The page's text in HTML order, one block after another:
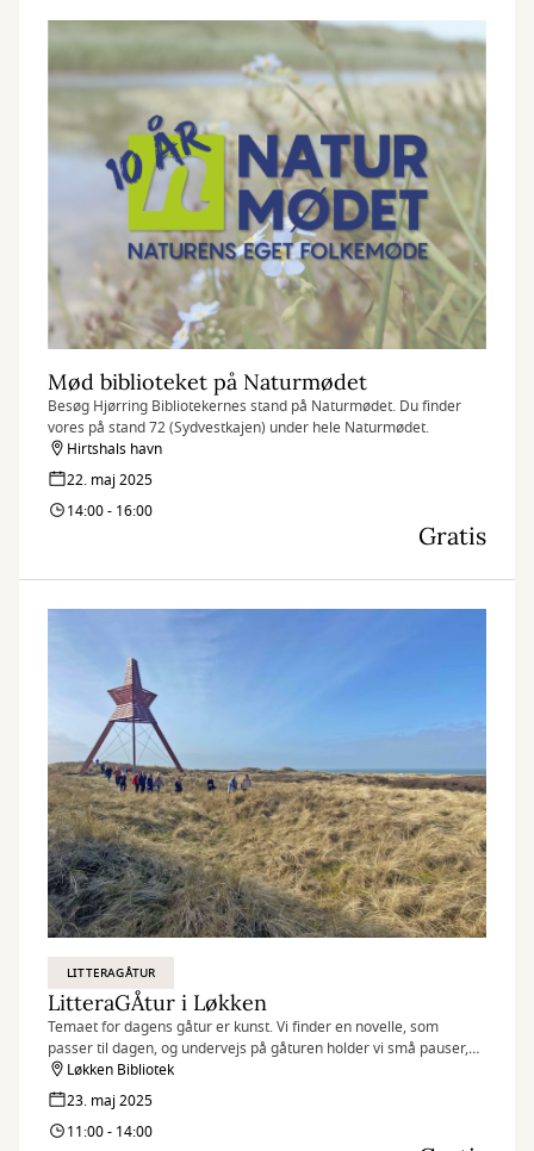
Mød biblioteket på Naturmødet
Besøg Hjørring Bibliotekernes stand på Naturmødet. Du finder
vores på stand 72 (Sydvestkajen) under hele Naturmødet.
Hirtshals havn
22. maj 2025
14:00 - 16:00
Gratis
LITTERAGÅTUR
LitteraGÅtur i Løkken
Temaet for dagens gåtur er kunst. Vi finder en novelle, som
passer til dagen, og undervejs på gåturen holder vi små pauser,
hvor vi læser højt og snakker sammen om historien.
Løkken Bibliotek
23. maj 2025
11:00 - 14:00